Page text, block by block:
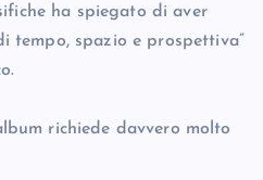
ha spiegato di aver
tempo, spazio e prospettiva”
richiede davvero molto